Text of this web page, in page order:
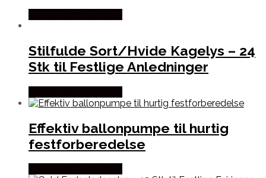
Stilfulde Sort/Hvide Kagelys – 24
Stk til Festlige Anledninger
Effektiv ballonpumpe til hurtig
festforberedelse